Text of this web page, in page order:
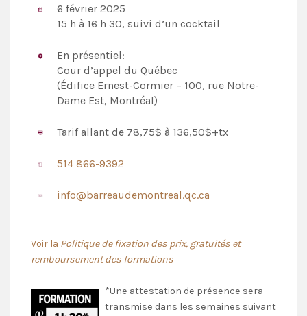
6 février 2025
15 h à 16 h 30, suivi d’un cocktail
En présentiel:
Cour d’appel du Québec
(Édifice Ernest-Cormier – 100, rue Notre-
Dame Est, Montréal)
Tarif allant de 78,75$ à 136,50$+tx
514 866-9392
info@barreaudemontreal.qc.ca
Voir la Politique de fixation des prix, gratuités et
remboursement des formations
*Une attestation de présence sera
transmise dans les semaines suivant